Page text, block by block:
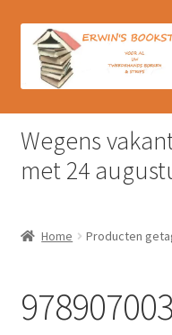
door
naar
naar
Home
Afrekenen
Verzendkosten &
Wegens
met 24
Home Producten